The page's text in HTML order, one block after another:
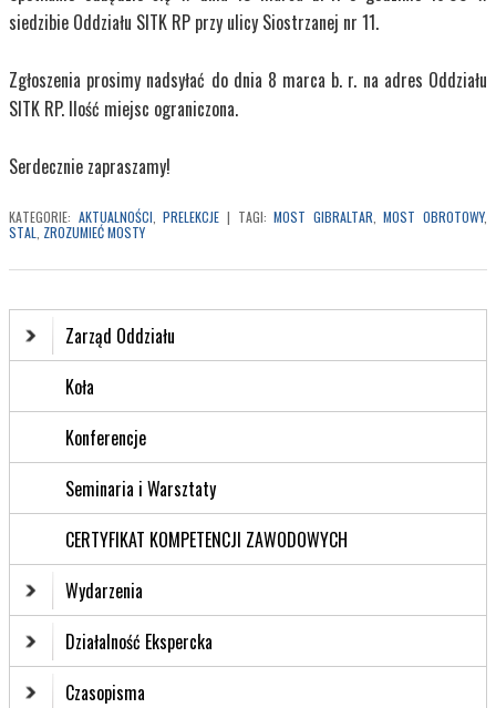
siedzibie Oddziału SITK RP przy ulicy Siostrzanej nr 11.
Zgłoszenia prosimy nadsyłać do dnia 8 marca b. r. na adres Oddziału
SITK RP. Ilość miejsc ograniczona.
Serdecznie zapraszamy!
KATEGORIE: AKTUALNOŚCI ,PRELEKCJE | TAGI: MOST GIBRALTAR ,MOST OBROTOWY,
STAL ZROZUMIEĆ MOSTY
Zarząd Oddziału
Koła
Konferencje
Seminaria i Warsztaty
CERTYFIKAT KOMPETENCJI ZAWODOWYCH
Wydarzenia
Działalność Ekspercka
Czasopisma